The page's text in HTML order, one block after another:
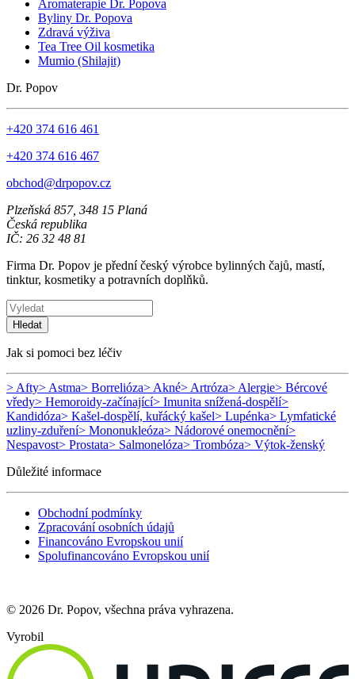
Aromaterapie Dr. Popova
Byliny Dr. Popova
Zdravá výživa
Tea Tree Oil kosmetika
Mumio (Shilajit)
Dr. Popov
+420 374 616 461
+420 374 616 467
obchod@drpopov.cz
Plzeňská 857, 348 15 Planá
Česká republika
IČ: 26 32 48 81
Firma Dr. Popov je přední český výrobce bylinných čajů, mastí,
tinktur, kosmetiky a potravních doplňků.
Hledat
Jak si pomoci bez léčiv
> Afty> Astma> Borrelióza> Akné> Artróza> Alergie> Bércové
vředy> Hemoroidy-začínající> Imunita snížená-dospělí>
Kandidóza> Kašel-dospělí, kuřácký kašel> Lupénka> Lymfatické
uzliny-zduření> Mononukleóza> Nádorové onemocnění>
Nespavost> Prostata> Salmonelóza> Trombóza> Výtok-ženský
Důležité informace
Obchodní podmínky
Zpracování osobních údajů
Financováno Evropskou unií
Spolufinancováno Evropskou unií
© 2026 Dr. Popov, všechna práva vyhrazena.
Vyrobil